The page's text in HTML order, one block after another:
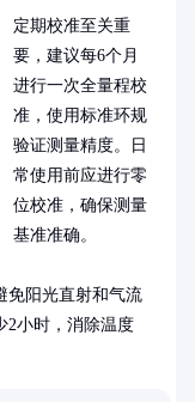
定期校准至关重
要，建议每6个月
进行一次全量程校
准，使用标准环规
验证测量精度。日
常使用前应进行零
位校准，确保测量
基准准确。
免阳光直射和气流
2小时，消除温度